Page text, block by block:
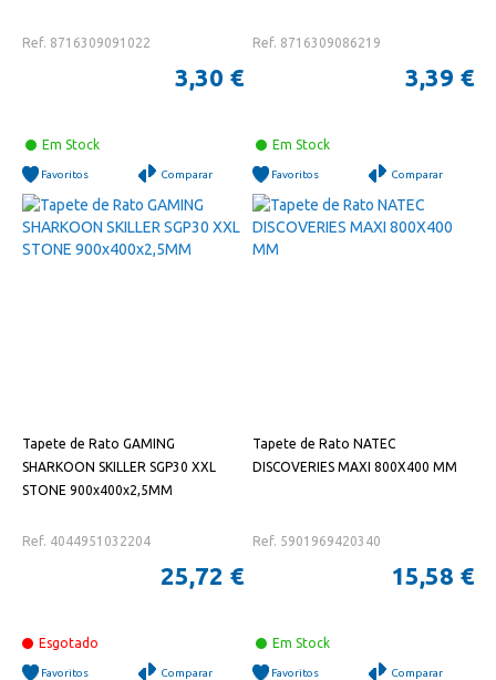
Ref. 8716309091022
3,30 €
Em Stock
Favoritos Comparar
Ref. 8716309086219
3,39 €
Em Stock
Favoritos Comparar
Tapete de Rato GAMING
SHARKOON SKILLER SGP30 XXL
STONE 900x400x2,5MM
Ref. 4044951032204
25,72 €
Esgotado
Favoritos Comparar
Tapete de Rato NATEC
DISCOVERIES MAXI 800X400 MM
Ref. 5901969420340
15,58 €
Em Stock
Favoritos Comparar